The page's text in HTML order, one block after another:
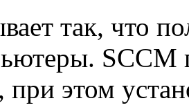
так, что
SCCM
этом